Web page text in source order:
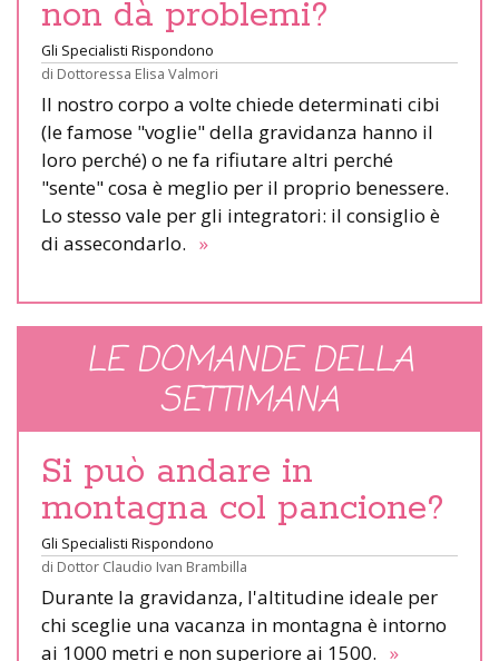
non dà problemi?
Gli Specialisti Rispondono
di Dottoressa Elisa Valmori
Il nostro corpo a volte chiede determinati cibi
(le famose "voglie" della gravidanza hanno il
loro perché) o ne fa rifiutare altri perché
"sente" cosa è meglio per il proprio benessere.
Lo stesso vale per gli integratori: il consiglio è
di assecondarlo. »
LE DOMANDE DELLA
SETTIMANA
Si può andare in
montagna col pancione?
Gli Specialisti Rispondono
di Dottor Claudio Ivan Brambilla
Durante la gravidanza, l'altitudine ideale per
chi sceglie una vacanza in montagna è intorno
ai 1000 metri e non superiore ai 1500. »